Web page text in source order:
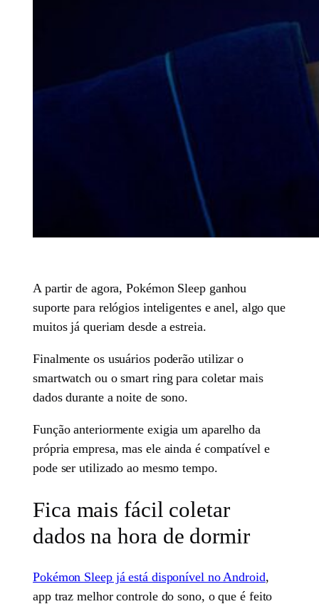
A partir de agora, Pokémon Sleep ganhou
suporte para relógios inteligentes e anel, algo que
muitos já queriam desde a estreia.
Finalmente os usuários poderão utilizar o
smartwatch ou o smart ring para coletar mais
dados durante a noite de sono.
Função anteriormente exigia um aparelho da
própria empresa, mas ele ainda é compatível e
pode ser utilizado ao mesmo tempo.
Fica mais fácil coletar
dados na hora de dormir
Pokémon Sleep já está disponível no Android,
app traz melhor controle do sono, o que é feito